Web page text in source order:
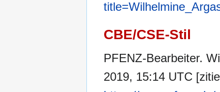
CBE/CSE-Stil
PFENZ-Bearbeiter.
2019, 15:14 UTC